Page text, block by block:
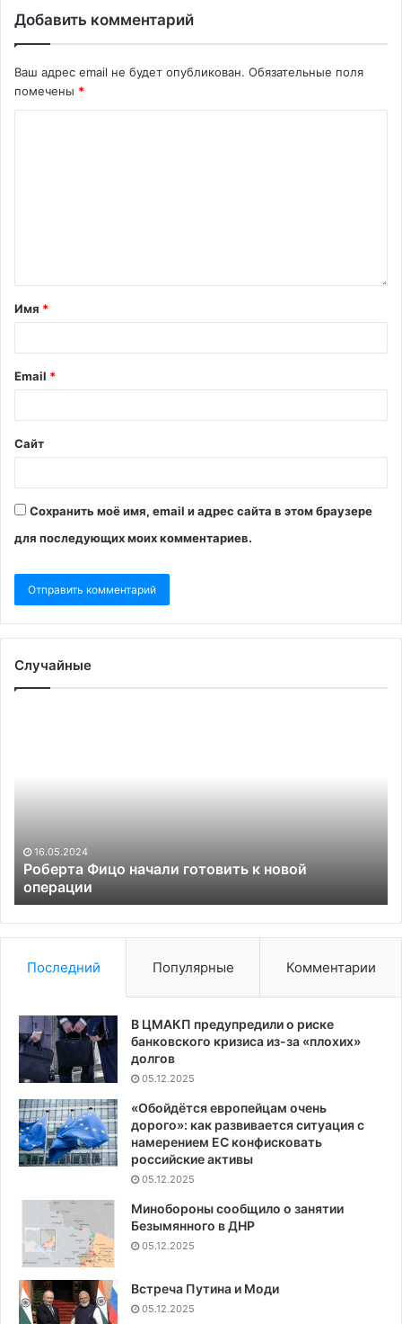
Добавить комментарий
Ваш адрес email не будет опубликован. Обязательные поля
помечены *
Имя *
Email *
Сайт
Сохранить моё имя, email и адрес сайта в этом браузере
для последующих моих комментариев.
Случайные
16.05.2024
Роберта Фицо начали готовить к новой
операции
атак
ВСУ
Последний Популярные Комментарии
В ЦМАКП предупредили о риске
банковского кризиса из-за «плохих»
долгов
05.12.2025
«Обойдётся европейцам очень
дорого»: как развивается ситуация с
намерением ЕС конфисковать
российские активы
05.12.2025
Минобороны сообщило о занятии
Безымянного в ДНР
05.12.2025
Встреча Путина и Моди
05.12.2025